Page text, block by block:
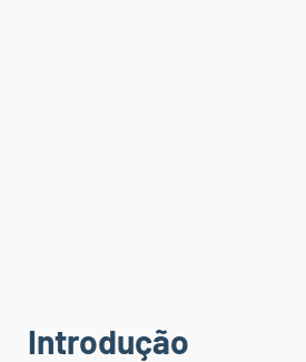
Introdução